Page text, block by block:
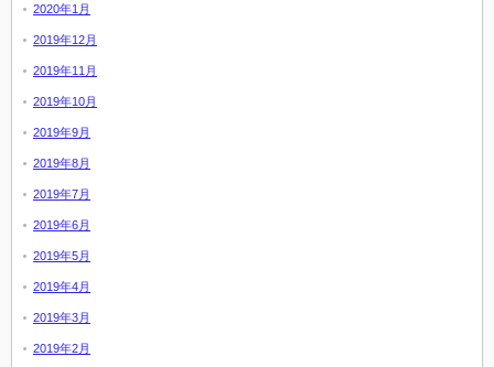
2020年1月
2019年12月
2019年11月
2019年10月
2019年9月
2019年8月
2019年7月
2019年6月
2019年5月
2019年4月
2019年3月
2019年2月